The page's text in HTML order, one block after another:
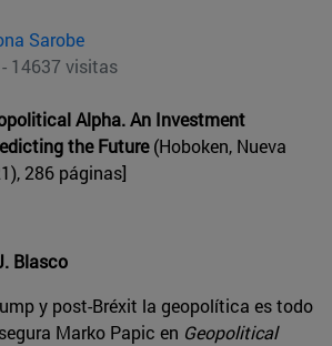
Sarobe
14637 visitas
Alpha. An Investment
the Future(Hoboken, Nueva
286 páginas]
Blasco
y post-Bréxit la geopolítica es todo
Marko Papic en Geopolitical